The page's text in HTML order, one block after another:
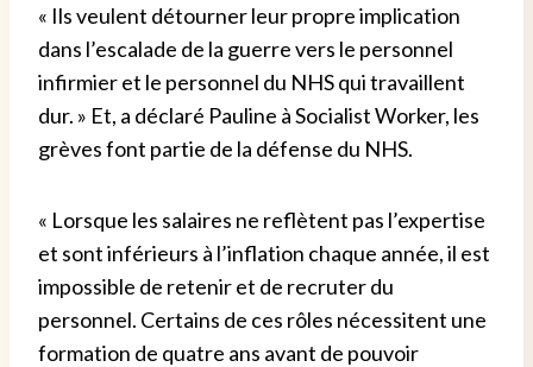
« Ils veulent détourner leur propre implication
dans l’escalade de la guerre vers le personnel
infirmier et le personnel du NHS qui travaillent
dur. » Et, a déclaré Pauline à Socialist Worker, les
grèves font partie de la défense du NHS.
« Lorsque les salaires ne reflètent pas l’expertise
et sont inférieurs à l’inflation chaque année, il est
impossible de retenir et de recruter du
personnel. Certains de ces rôles nécessitent une
formation de quatre ans avant de pouvoir